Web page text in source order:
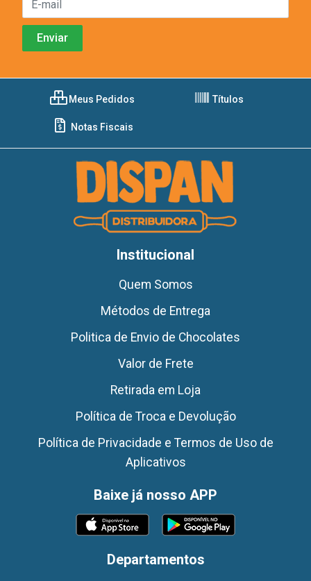
Meus Pedidos Títulos
Notas Fiscais
Institucional
Quem Somos
Métodos de Entrega
Politica de Envio de Chocolates
Valor de Frete
Retirada em Loja
Política de Troca e Devolução
Política de Privacidade e Termos de Uso de
Aplicativos
Baixe já nosso APP
Departamentos